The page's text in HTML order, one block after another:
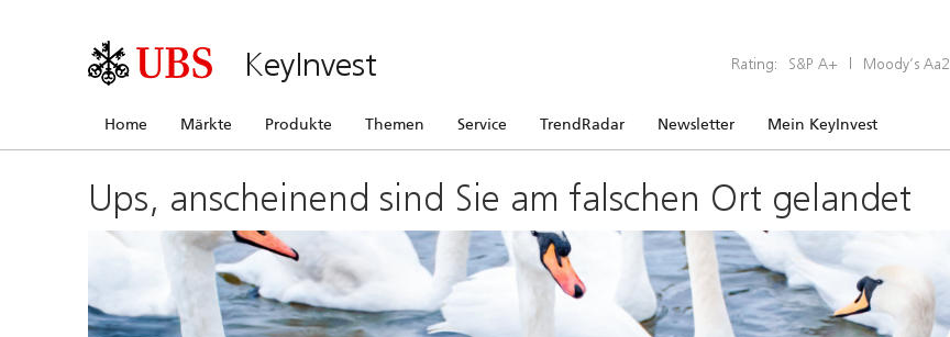
KeyInvest Rating: S&P A+ | Moody’s Aa2
Home Märkte Produkte Themen Service TrendRadar Newsletter Mein KeyInvest
Ups, anscheinend sind Sie am falschen Ort gelandet